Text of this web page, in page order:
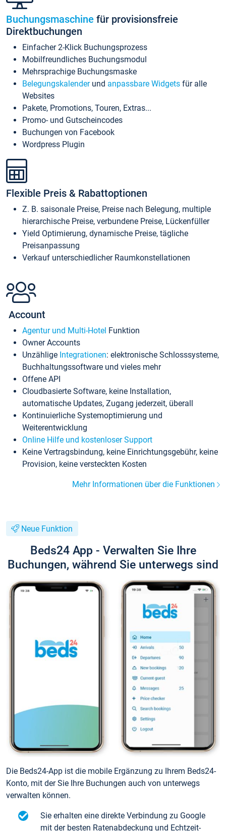
Buchungsmaschine für provisionsfreie
Direktbuchungen
Einfacher 2-Klick Buchungsprozess
Mobilfreundliches Buchungsmodul
Mehrsprachige Buchungsmaske
Belegungskalenderund anpassbare Widgets für alle
Websites
Pakete, Promotions, Touren, Extras...
Promo- und Gutscheincodes
Buchungen von Facebook
Wordpress Plugin
Flexible Preis & Rabattoptionen
Z. B. saisonale Preise, Preise nach Belegung, multiple
hierarchische Preise, verbundene Preise, Lückenfüller
Yield Optimierung, dynamische Preise, tägliche
Preisanpassung
Verkauf unterschiedlicher Raumkonstellationen
Account
Agentur und Multi-Hotel Funktion
Owner Accounts
Unzählige Integrationen: elektronische Schlosssysteme,
Buchhaltungssoftware und vieles mehr
Offene API
Cloudbasierte Software, keine Installation,
automatische Updates, Zugang jederzeit, überall
Kontinuierliche Systemoptimierung und
Weiterentwicklung
Online Hilfe und kostenloser Support
Keine Vertragsbindung, keine Einrichtungsgebühr, keine
Provision, keine versteckten Kosten
Mehr Informationen über die Funktionen
Neue Funktion
Beds24 App - Verwalten Sie Ihre
Buchungen, während Sie unterwegs sind
Die Beds24-App ist die mobile Ergänzung zu Ihrem Beds24-
Konto, mit der Sie Ihre Buchungen auch von unterwegs
verwalten können.
Sie erhalten eine direkte Verbindung zu Google
mit der besten Ratenabdeckung und Echtzeit-